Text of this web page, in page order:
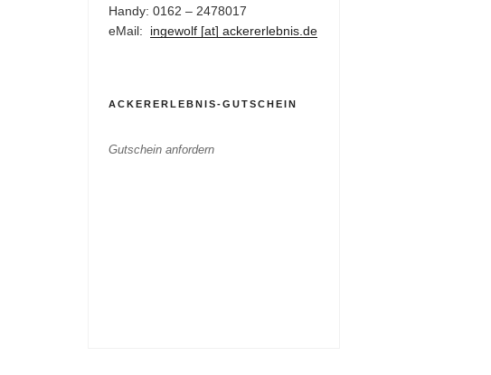
Handy: 0162 – 2478017
eMail: ingewolf [at] ackererlebnis.de
ACKERERLEBNIS-GUTSCHEIN
Gutschein anfordern